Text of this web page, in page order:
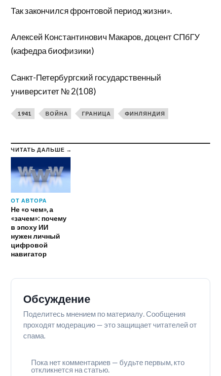
Так закончился фронтовой период жизни».
Алексей Константинович Макаров, доцент СПбГУ
(кафедра биофизики)
Санкт-Петербургский государственный
университет № 2(108)
1941 ВОЙНА ГРАНИЦА ФИНЛЯНДИЯ
ЧИТАТЬ ДАЛЬШЕ →
ОТ АВТОРА
Не «о чем», а
«зачем»: почему
в эпоху ИИ
нужен личный
цифровой
навигатор
Обсуждение
Поделитесь мнением по материалу. Сообщения
проходят модерацию — это защищает читателей от
спама.
Пока нет комментариев — будьте первым, кто
откликнется на статью.